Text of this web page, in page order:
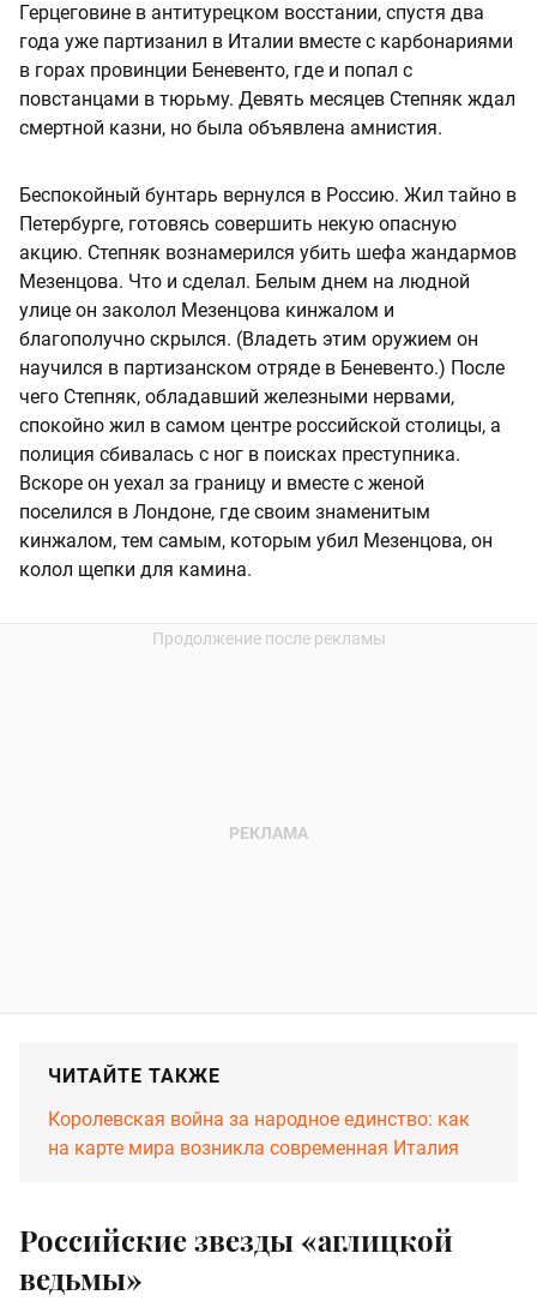
Герцеговине в антитурецком восстании, спустя два
года уже партизанил в Италии вместе с карбонариями
в горах провинции Беневенто, где и попал с
повстанцами в тюрьму. Девять месяцев Степняк ждал
смертной казни, но была объявлена амнистия.
Беспокойный бунтарь вернулся в Россию. Жил тайно в
Петербурге, готовясь совершить некую опасную
акцию. Степняк вознамерился убить шефа жандармов
Мезенцова. Что и сделал. Белым днем на людной
улице он заколол Мезенцова кинжалом и
благополучно скрылся. (Владеть этим оружием он
научился в партизанском отряде в Беневенто.) После
чего Степняк, обладавший железными нервами,
спокойно жил в самом центре российской столицы, а
полиция сбивалась с ног в поисках преступника.
Вскоре он уехал за границу и вместе с женой
поселился в Лондоне, где своим знаменитым
кинжалом, тем самым, которым убил Мезенцова, он
колол щепки для камина.
ЧИТАЙТЕ ТАКЖЕ
Королевская война за народное единство: как
на карте мира возникла современная Италия
Российские звезды «аглицкой
ведьмы»